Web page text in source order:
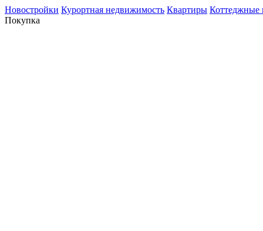
Новостройки Курортная недвижимость Квартиры Коттеджные
Покупка